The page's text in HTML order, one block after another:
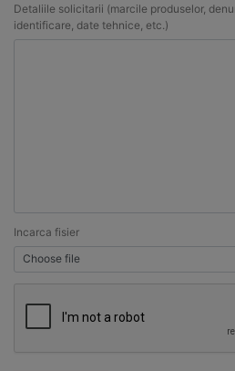
Detaliile solicitarii (marcile produselor,
identificare, date tehnice, etc.)
Incarca fisier
Choose file